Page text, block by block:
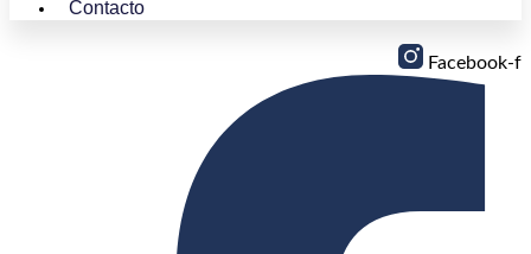
Contacto
Facebook-f